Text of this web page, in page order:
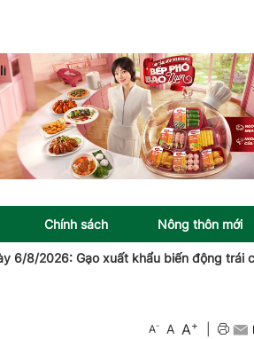
Chính sách Nông thôn mới
Gạo xuất khẩu biến động trái chiều
A- A A+